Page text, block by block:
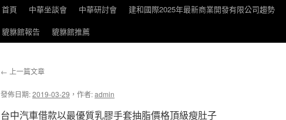
首頁 中華坐談會 中華研討會 建和國際2025年最新商業開發有限公司趨勢
貔貅館報告
貔貅館推薦
← 上一篇文章
發佈日期:2019-03-29 ， 作者:admin
台中汽車借款以最優質乳膠手套抽脂價格頂級瘦肚子